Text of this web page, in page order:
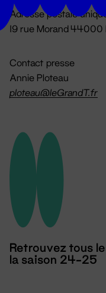
Adresse postale
19 rue Morand 44000
Contact presse
Annie Ploteau
ploteau@leGrandT.fr
Retrouvez tous
la saison 24-25